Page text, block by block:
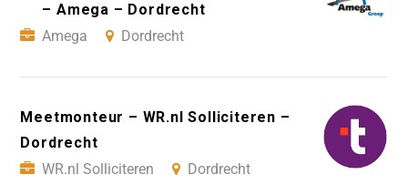
– Amega – Dordrecht
Amega
Dordrecht
Meetmonteur – WR.nl Solliciteren –
Dordrecht
WR.nl Solliciteren
Dordrecht